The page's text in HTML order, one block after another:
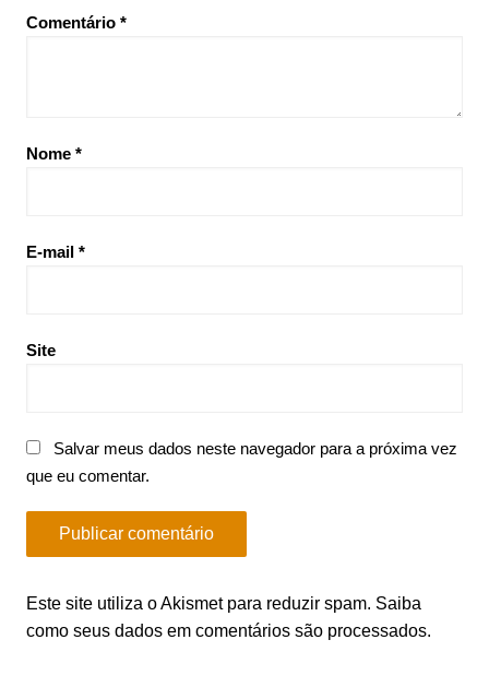
Comentário *
Nome *
E-mail *
Site
Salvar meus dados neste navegador para a próxima vez
que eu comentar.
Este site utiliza o Akismet para reduzir spam. Saiba
como seus dados em comentários são processados.